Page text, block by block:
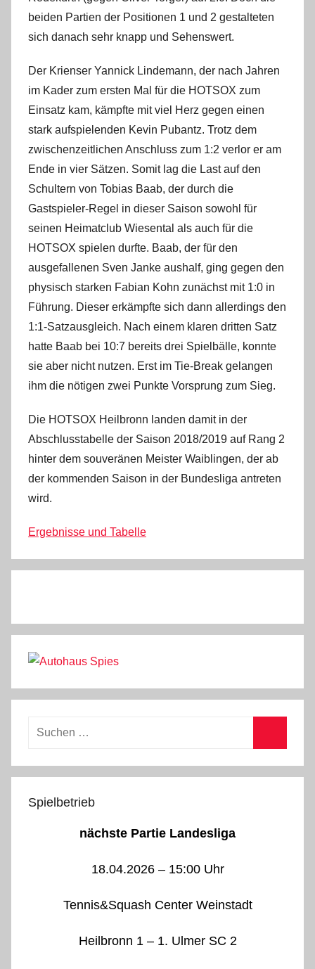
beiden Partien der Positionen 1 und 2 gestalteten
sich danach sehr knapp und Sehenswert.
Der Krienser Yannick Lindemann, der nach Jahren
im Kader zum ersten Mal für die HOTSOX zum
Einsatz kam, kämpfte mit viel Herz gegen einen
stark aufspielenden Kevin Pubantz. Trotz dem
zwischenzeitlichen Anschluss zum 1:2 verlor er am
Ende in vier Sätzen. Somit lag die Last auf den
Schultern von Tobias Baab, der durch die
Gastspieler-Regel in dieser Saison sowohl für
seinen Heimatclub Wiesental als auch für die
HOTSOX spielen durfte. Baab, der für den
ausgefallenen Sven Janke aushalf, ging gegen den
physisch starken Fabian Kohn zunächst mit 1:0 in
Führung. Dieser erkämpfte sich dann allerdings den
1:1-Satzausgleich. Nach einem klaren dritten Satz
hatte Baab bei 10:7 bereits drei Spielbälle, konnte
sie aber nicht nutzen. Erst im Tie-Break gelangen
ihm die nötigen zwei Punkte Vorsprung zum Sieg.
Die HOTSOX Heilbronn landen damit in der
Abschlusstabelle der Saison 2018/2019 auf Rang 2
hinter dem souveränen Meister Waiblingen, der ab
der kommenden Saison in der Bundesliga antreten
wird.
Ergebnisse und Tabelle
Suchen
Spielbetrieb
nächste Partie Landesliga
18.04.2026 – 15:00 Uhr
Tennis&Squash Center Weinstadt
Heilbronn 1 – 1. Ulmer SC 2